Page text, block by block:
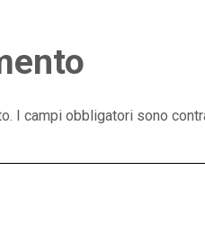
I campi obbligatori sono